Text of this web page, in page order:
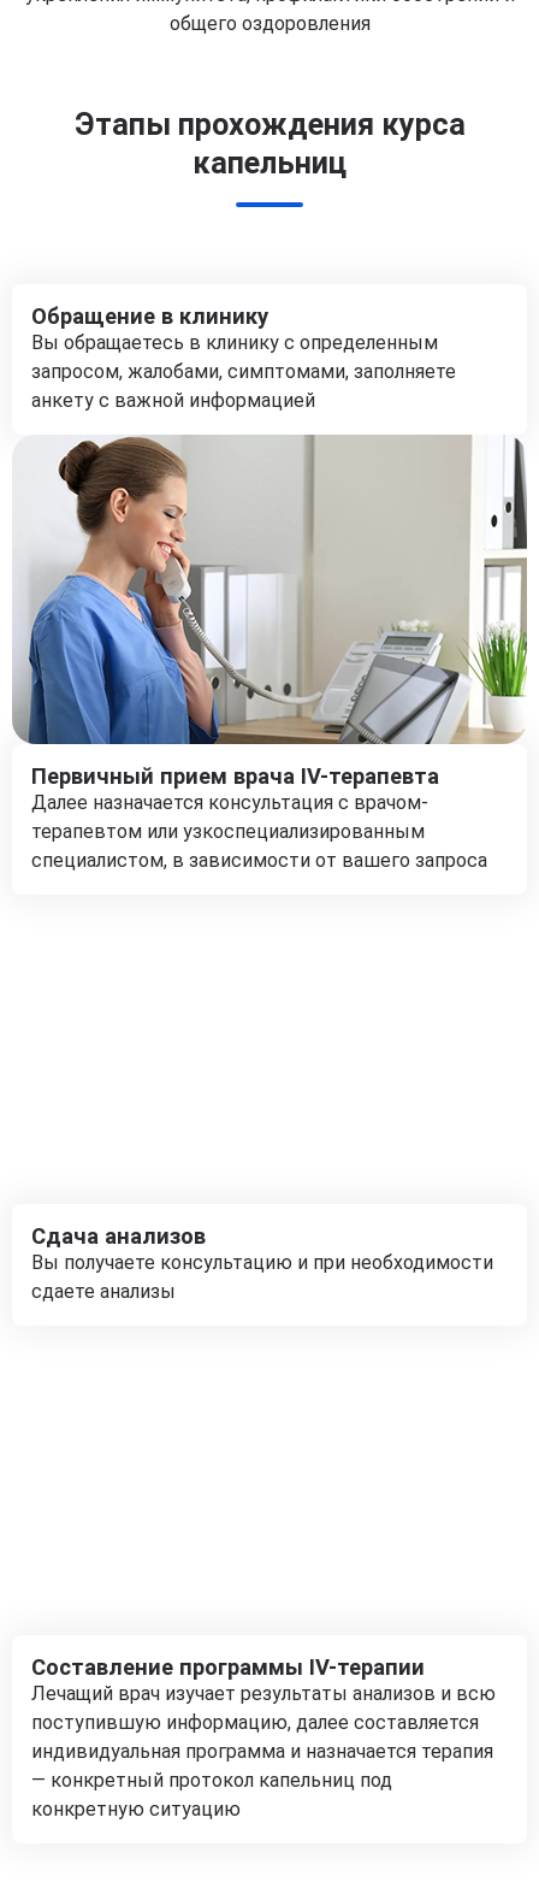
общего оздоровления
Этапы прохождения курса
капельниц
Обращение в клинику
Вы обращаетесь в клинику с определенным
запросом, жалобами, симптомами, заполняете
анкету с важной информацией
Первичный прием врача IV-терапевта
Далее назначается консультация с врачом-
терапевтом или узкоспециализированным
специалистом, в зависимости от вашего запроса
Сдача анализов
Вы получаете консультацию и при необходимости
сдаете анализы
Составление программы IV-терапии
Лечащий врач изучает результаты анализов и всю
поступившую информацию, далее составляется
индивидуальная программа и назначается терапия
— конкретный протокол капельниц под
конкретную ситуацию